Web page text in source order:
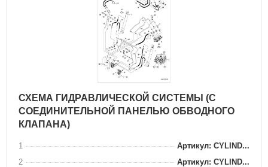
СХЕМА ГИДРАВЛИЧЕСКОЙ СИСТЕМЫ (С
СОЕДИНИТЕЛЬНОЙ ПАНЕЛЬЮ ОБВОДНОГО
КЛАПАНА)
1
Артикул: CYLIND...
2
Артикул: CYLIND...